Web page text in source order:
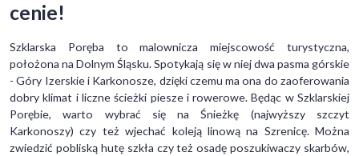
cenie!
Szklarska Poręba to malownicza miejscowość turystyczna,
położona na Dolnym Śląsku. Spotykają się w niej dwa pasma górskie
- Góry Izerskie i Karkonosze, dzięki czemu ma ona do zaoferowania
dobry klimat i liczne ścieżki piesze i rowerowe. Będąc w Szklarskiej
Porębie, warto wybrać się na Śnieżkę (najwyższy szczyt
Karkonoszy) czy też wjechać koleją linową na Szrenicę. Można
zwiedzić pobliską hutę szkła czy też osadę poszukiwaczy skarbów,